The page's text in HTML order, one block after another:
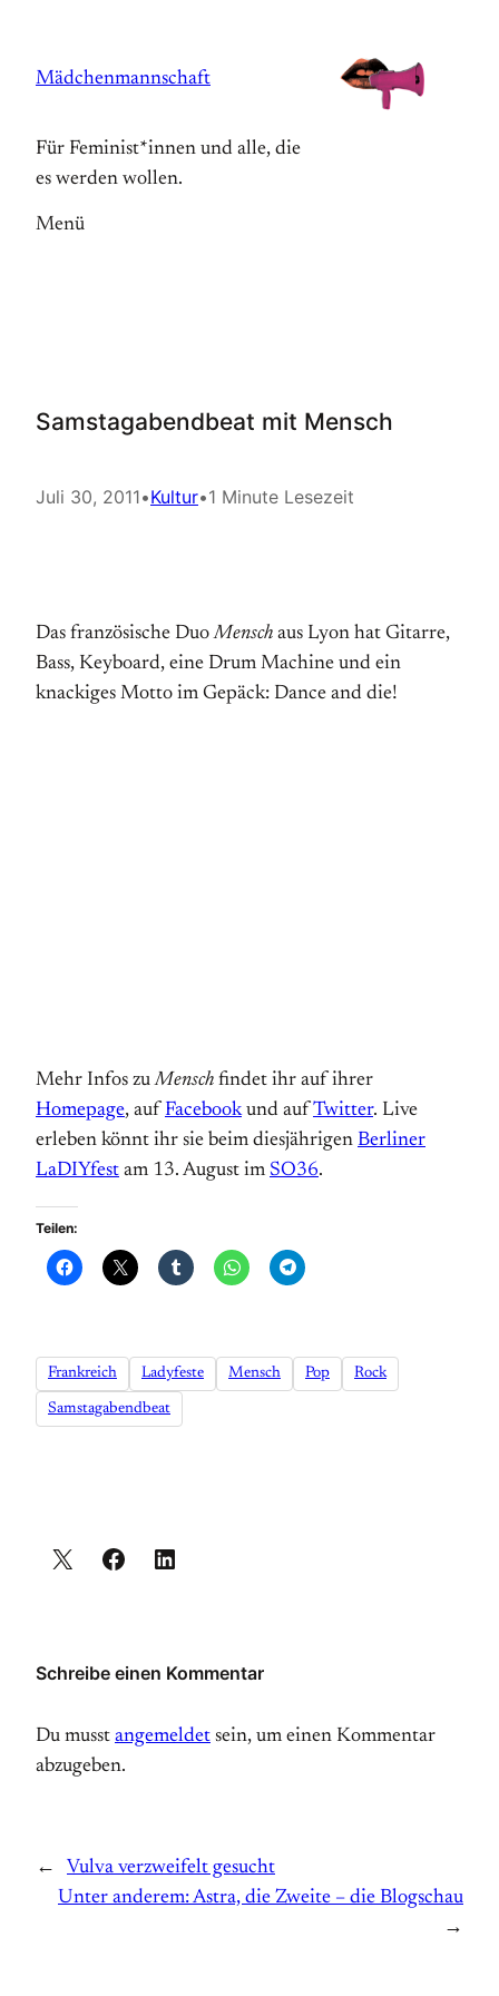
springen
Mädchenmannschaft
Für Feminist*innen und alle, die
es werden wollen.
Menü
Samstagabendbeat mit Mensch
Juli 30, 2011•Kultur•1 Minute Lesezeit
Das französische DuoMensch aus Lyon hat Gitarre,
Bass, Keyboard, eine Drum Machine und ein
knackiges Motto im Gepäck: Dance and die!
Mehr Infos zuMensch findet ihr auf ihrer
Homepage, auf Facebookund auf Twitter. Live
erleben könnt ihr sie beim diesjährigen Berliner
LaDIYfest am 13. August im SO36.
Teilen:
Frankreich Ladyfeste Mensch Pop Rock
Samstagabendbeat
Schreibe einen Kommentar
Du musst angemeldet sein, um einen Kommentar
abzugeben.
←
Vulva verzweifelt gesucht
Unter anderem: Astra, die Zweite – die Blogschau
→